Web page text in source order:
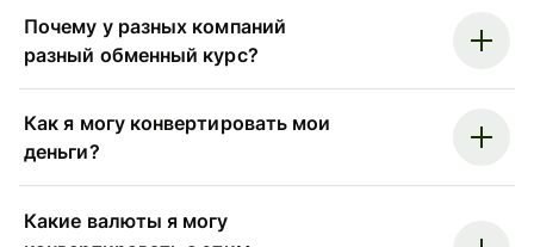
Почему у разных компаний
разный обменный курс?
Как я могу конвертировать мои
деньги?
Какие валюты я могу